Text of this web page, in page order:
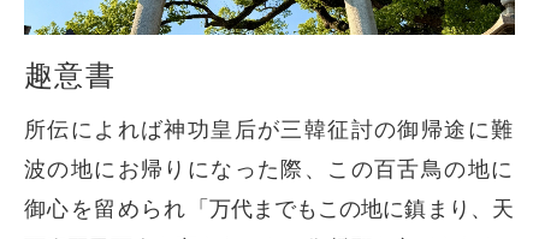
令和の大造営事業
趣意書
所伝によれば神功皇后が三韓征討の御帰途に難
波の地にお帰りになった際、この百舌鳥の地に
御心を留められ 「万代までもこの地に鎮まり、天